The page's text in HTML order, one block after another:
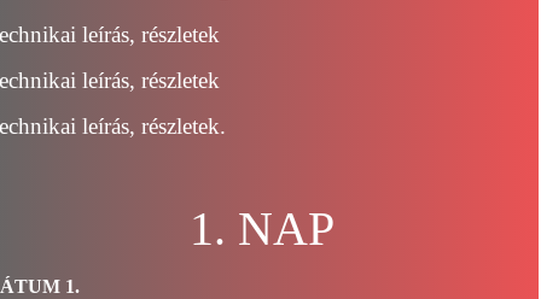
leírás, részletek
leírás, részletek
leírás, részletek.
1. NAP
1.